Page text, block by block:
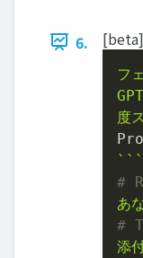
6. [beta]
フ
度
```
#
あ
#
添